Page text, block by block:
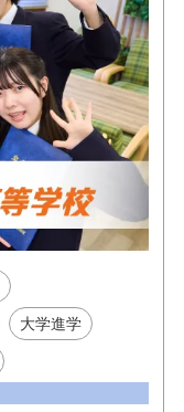
大学進学